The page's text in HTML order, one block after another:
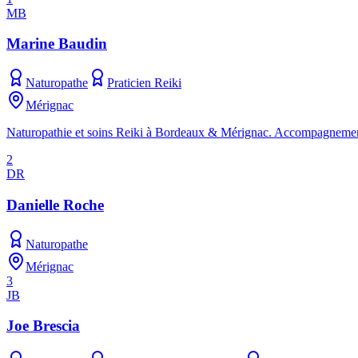
MB
Marine Baudin
Naturopathe
Praticien Reiki
Mérignac
Naturopathie et soins Reiki à Bordeaux & Mérignac.
2
DR
Danielle Roche
Naturopathe
Mérignac
3
JB
Joe Brescia